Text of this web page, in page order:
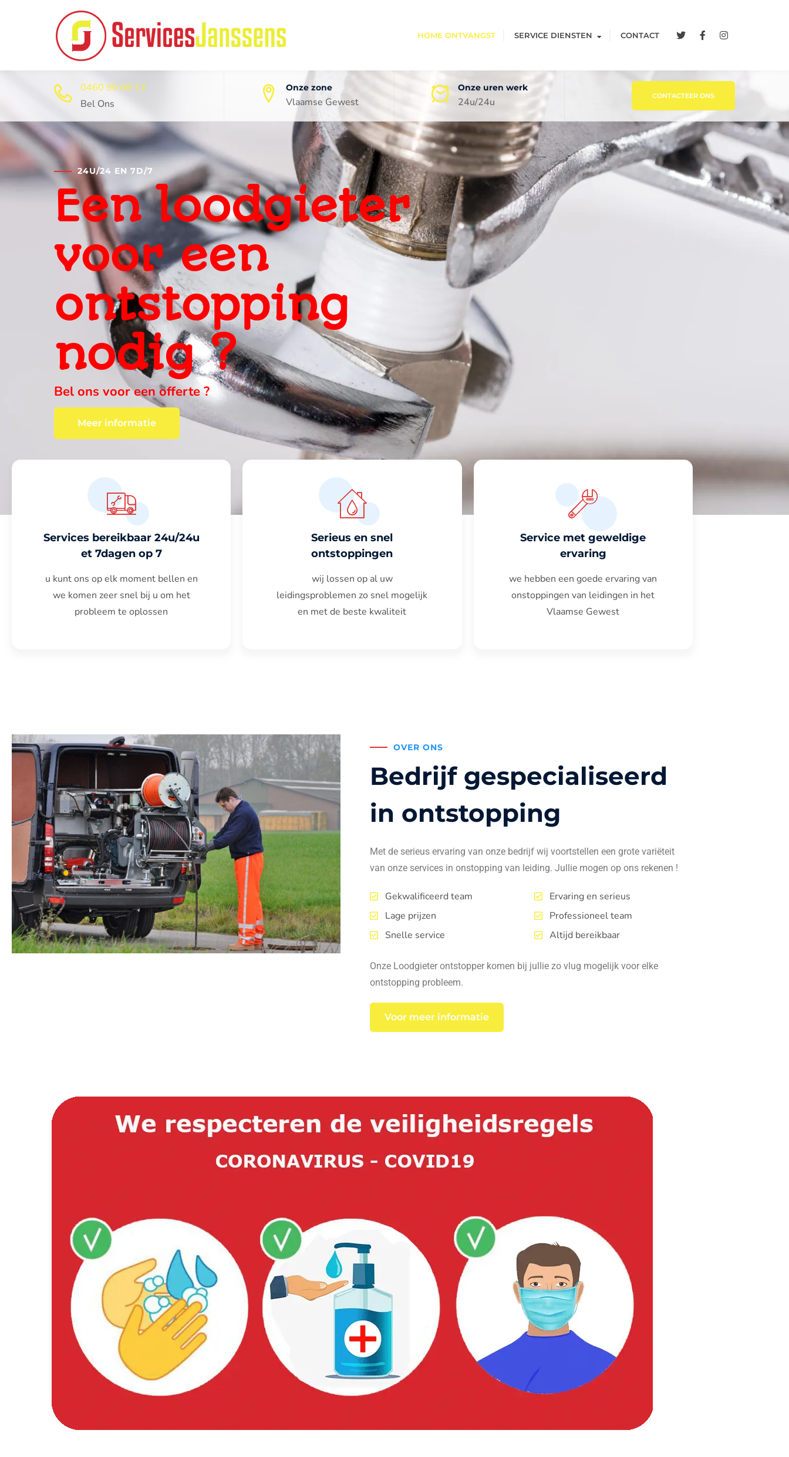
HOME ONTVANGST SERVICE DIENSTEN CONTACT
0460 96 68 12
Bel Ons
Onze zone
Vlaamse Gewest
Onze uren werk
24u/24u CONTACTEER ONS
Professioneel
ontstopping
dienst 20 jaar
ervaring, snel
ter plaats
wij vinden altijd een oplossing , correcte prijzen vanaf 119 euro
Services bereikbaar 24u/24u
et 7dagen op 7
u kunt ons op elk moment bellen en
we komen zeer snel bij u om het
probleem te oplossen
Serieus en snel
ontstoppingen
wij lossen op al uw
leidingsproblemen zo snel mogelijk
en met de beste kwaliteit
Service met geweldige
ervaring
we hebben een goede ervaring van
onstoppingen van leidingen in het
Vlaamse Gewest
OVER ONS
Bedrijf gespecialiseerd
in ontstopping
Met de serieus ervaring van onze bedrijf wij voortstellen een grote variëteit
van onze services in onstopping van leiding. Jullie mogen op ons rekenen !
Gekwalificeerd team
Lage prijzen
Snelle service
Ervaring en serieus
Professioneel team
Altijd bereikbaar
Onze Loodgieter ontstopper komen bij jullie zo vlug mogelijk voor elke
ontstopping probleem.
Voor meer informatie